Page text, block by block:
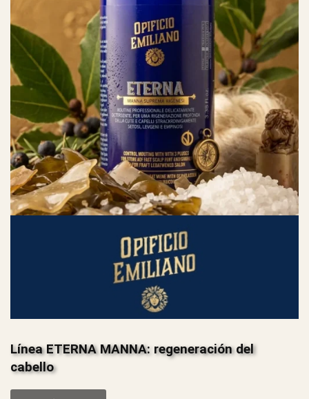
Línea ETERNA MANNA: regeneración del
cabello